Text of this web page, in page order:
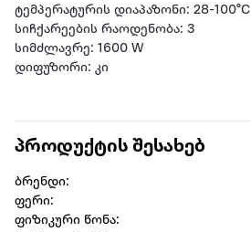
ტემპერატურის დიაპაზონი: 28-100°C
სიჩქარეების რაოდენობა: 3
სიმძლავრე: 1600 W
დიფუზორი: კი
პროდუქტის შესახებ
ბრენდი:
ფერი:
ფიზიკური წონა: